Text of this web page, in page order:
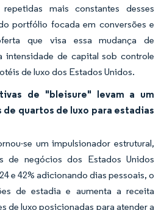
mais constantes desses
portfólio focada em conversões e
que visa essa mudança de
intensidade de capital sob controle
de luxo dos Estados Unidos.
de "bleisure" levam a um
de quartos de luxo para estadias
se um impulsionador estrutural,
de negócios dos Estados Unidos
e 42% adicionando dias pessoais, o
de estadia e aumenta a receita
de luxo posicionadas para atender a